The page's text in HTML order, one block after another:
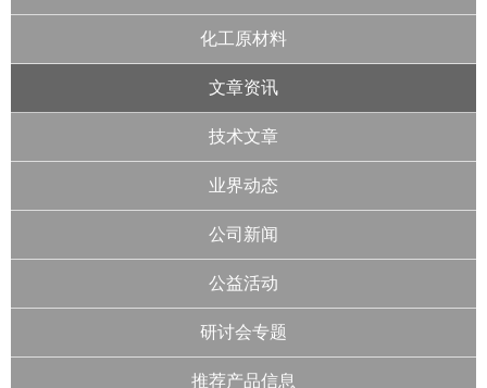
化工原材料
文章资讯
技术文章
业界动态
公司新闻
公益活动
研讨会专题
推荐产品信息